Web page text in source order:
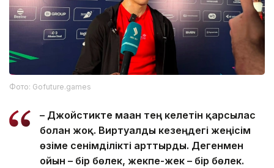
Фото: Gofuture.games
– Джойстикте маған тең келетін қарсылас
болған жоқ. Виртуалды кезеңдегі жеңісім
өзіме сенімділікті арттырды. Дегенмен
ойын – бір бөлек, жекпе-жек – бір бөлек.